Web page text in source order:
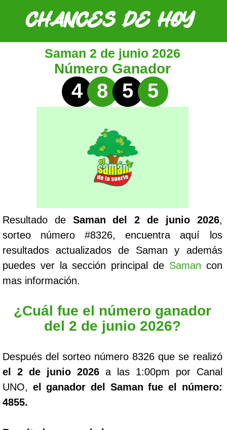
Saman 2 de junio 2026
Número Ganador
4 8 5 5
Resultado de Saman del 2 de junio 2026,
sorteo número #8326, encuentra aquí los
resultados actualizados de Saman y además
puedes ver la sección principal de Saman con
mas información.
¿Cuál fue el número ganador
del 2 de junio 2026?
Después del sorteo número 8326 que se realizó
el 2 de junio 2026a las 1:00pm por Canal
UNO, el ganador del Saman fue el número:
4855.